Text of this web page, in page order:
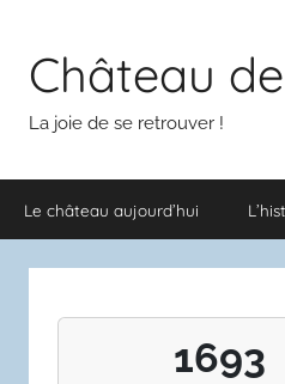
contenuChâteau
La joie de se retrouver !
Le château aujourd’hui
1693